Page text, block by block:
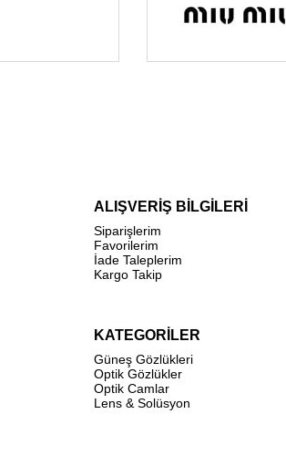
ALIŞVERİŞ BİLGİLERİ
Siparişlerim
Favorilerim
İade Taleplerim
Kargo Takip
KATEGORİLER
Güneş Gözlükleri
Optik Gözlükler
Optik Camlar
Lens & Solüsyon